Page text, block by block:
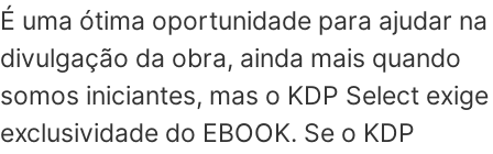
É uma ótima oportunidade para ajudar na
divulgação da obra, ainda mais quando
somos iniciantes, mas o KDP Select exige
exclusividade do EBOOK. Se o KDP